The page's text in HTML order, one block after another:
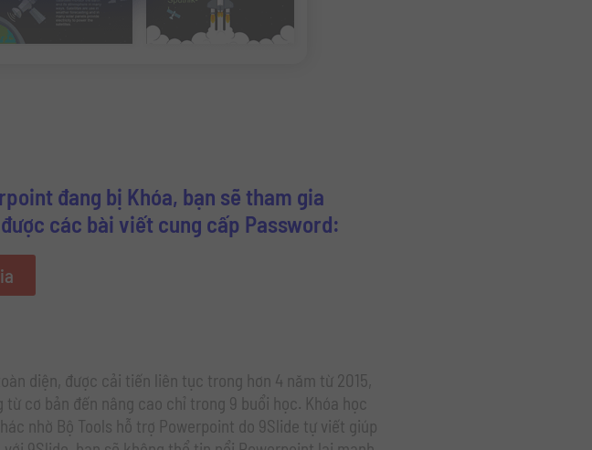
đang bị Khóa, bạn sẽ tham gia
các bài viết cung cấp Password:
diện, được cải tiến liên tục trong hơn 4 năm từ 2015,
cơ bản đến nâng cao chỉ trong 9 buổi học. Khóa học
nhờ Bộ Tools hỗ trợ Powerpoint do 9Slide tự viết giúp